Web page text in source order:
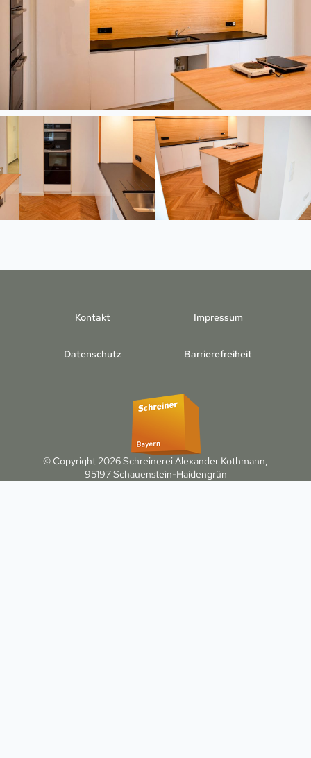
Kontakt Impressum
Datenschutz Barrierefreiheit
© Copyright 2026 Schreinerei Alexander Kothmann,
95197 Schauenstein-Haidengrün